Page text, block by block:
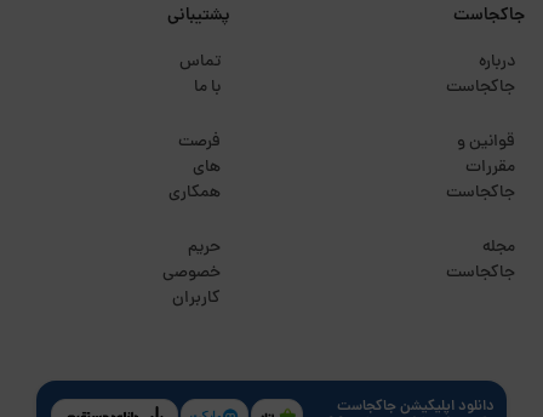
جاکجاست
درباره
جاکجاست
قوانین و
مقررات
جاکجاست
مجله
جاکجاست
پشتیبانی
تماس
با ما
فرصت
های
همکاری
حریم
خصوصی
کاربران
دانلود اپلیکیشن جاکجاست